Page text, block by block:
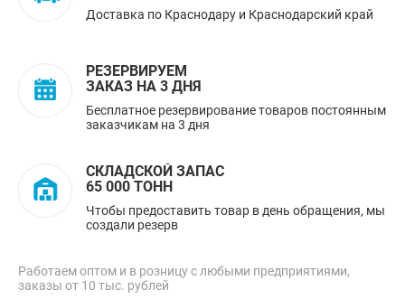
Доставка по Краснодару и Краснодарский край
РЕЗЕРВИРУЕМ
ЗАКАЗ НА 3 ДНЯ
Бесплатное резервирование товаров постоянным
заказчикам на 3 дня
СКЛАДСКОЙ ЗАПАС
65 000 ТОНН
Чтобы предоставить товар в день обращения, мы
создали резерв
Работаем оптом и в розницу с любыми предприятиями,
заказы от 10 тыс. рублей